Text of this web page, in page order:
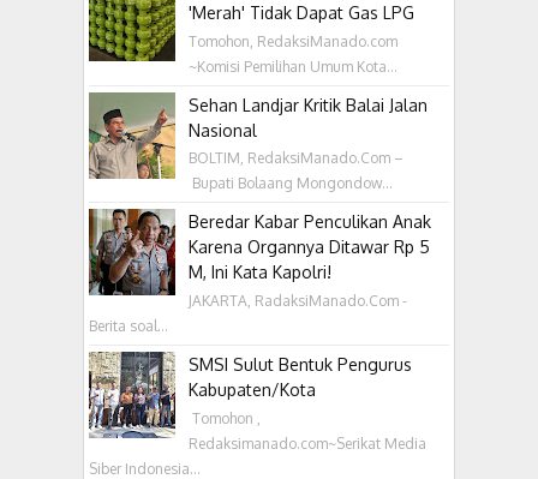
'Merah' Tidak Dapat Gas LPG
Tomohon, RedaksiManado.com
~Komisi Pemilihan Umum Kota...
Sehan Landjar Kritik Balai Jalan
Nasional
BOLTIM, RedaksiManado.Com –
Bupati Bolaang Mongondow...
Beredar Kabar Penculikan Anak
Karena Organnya Ditawar Rp 5
M, Ini Kata Kapolri!
JAKARTA, RadaksiManado.Com -
Berita soal...
SMSI Sulut Bentuk Pengurus
Kabupaten/Kota
‎ Tomohon ,
Redaksimanado.com~Serikat Media
Siber Indonesia...